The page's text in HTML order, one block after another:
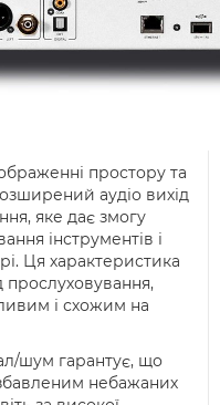
простору та
аудіо вихід
яке дає змогу
інструментів і
Ця характеристика
і схожим на
шум гарантує, що
небажаних